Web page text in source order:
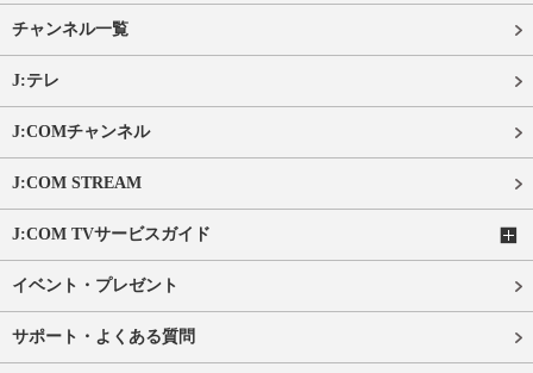
チャンネル一覧
J:テレ
J:COMチャンネル
J:COM STREAM
J:COM TVサービスガイド
イベント・プレゼント
サポート・よくある質問